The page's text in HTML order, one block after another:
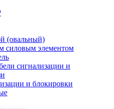
(овальный)
силовым элементом
сигнализации и
и блокировки